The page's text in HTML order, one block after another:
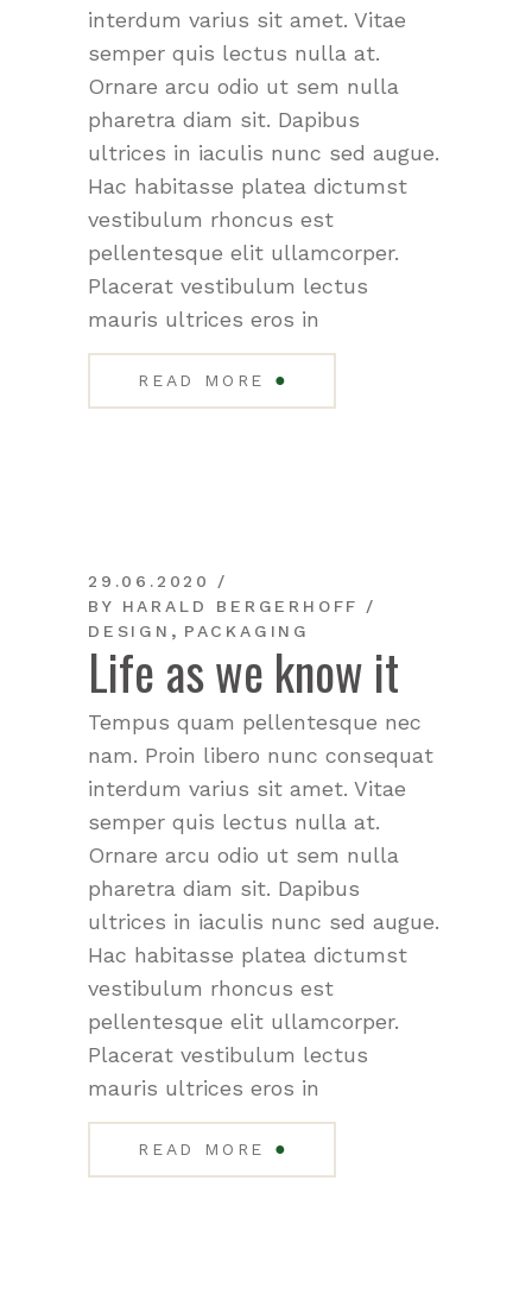
interdum varius sit amet. Vitae
semper quis lectus nulla at.
Ornare arcu odio ut sem nulla
pharetra diam sit. Dapibus
ultrices in iaculis nunc sed augue.
Hac habitasse platea dictumst
vestibulum rhoncus est
pellentesque elit ullamcorper.
Placerat vestibulum lectus
mauris ultrices eros in
READ MORE ●
29.06.2020
BY
HARALD BERGERHOFF
DESIGN , PACKAGING
Life as we know it
Tempus quam pellentesque nec
nam. Proin libero nunc consequat
interdum varius sit amet. Vitae
semper quis lectus nulla at.
Ornare arcu odio ut sem nulla
pharetra diam sit. Dapibus
ultrices in iaculis nunc sed augue.
Hac habitasse platea dictumst
vestibulum rhoncus est
pellentesque elit ullamcorper.
Placerat vestibulum lectus
mauris ultrices eros in
READ MORE ●